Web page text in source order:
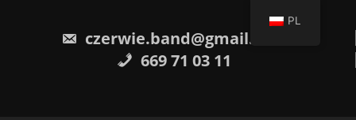
czerwie.band@gmail.com
669 71 03 11
PL